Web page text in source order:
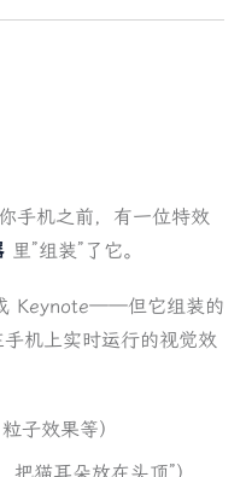
手机之前，有一位特效
里”组装”了它。
Keynote——但它组装的
机上实时运行的视觉效
子效果等）